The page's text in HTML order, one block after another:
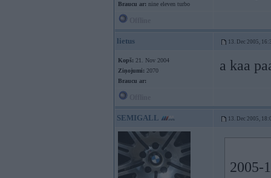
Braucu ar: nine eleven turbo
lietus 13. Dec 2005,
Kopš: 21. Nov 2004
Ziņojumi: 2070
Braucu ar:
a kaa
SEMIGALL 13. Dec 2005,
2005-